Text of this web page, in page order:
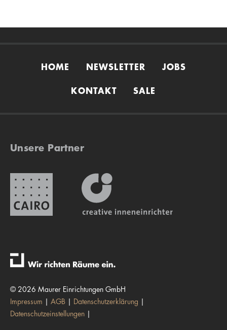
HOME NEWSLETTER JOBS
KONTAKT SALE
Unsere Partner
© 2026 Maurer Einrichtungen GmbH
Impressum
AGB
Datenschutzerklärung
Datenschutzeinstellungen